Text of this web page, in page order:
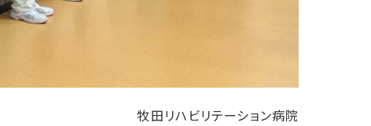
牧田リハビリテーション病院